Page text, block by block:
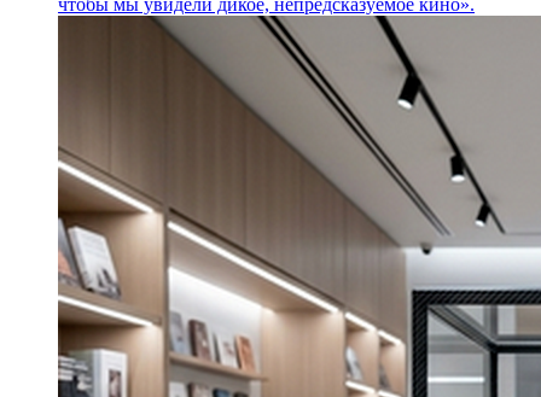
чтобы мы увидели дикое, непредсказуемое кино».